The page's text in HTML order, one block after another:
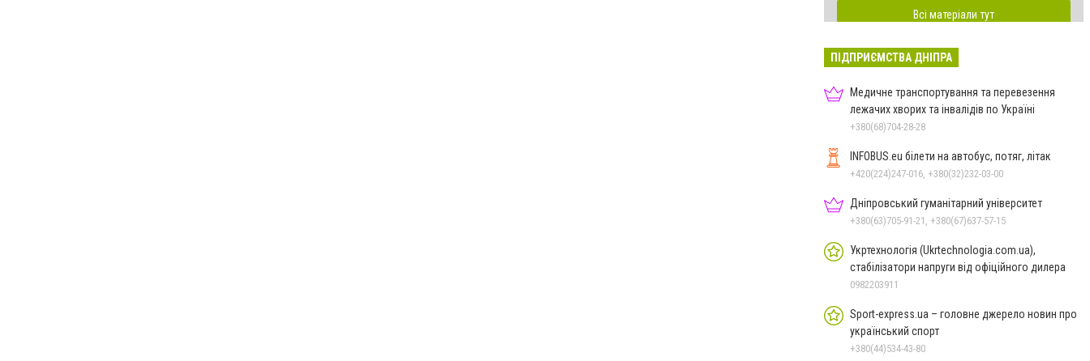
Всі матеріали тут
ПІДПРИЄМСТВА ДНІПРА
Медичне транспортування та перевезення
лежачих хворих та інвалідів по Україні
+380(68)704-28-28
INFOBUS.eu білети на автобус, потяг, літак
+420(224)247-016, +380(32)232-03-00
Дніпровський гуманітарний університет
+380(63)705-91-21, +380(67)637-57-15
Укртехнологія (Ukrtechnologia.com.ua),
стабілізатори напруги від офіційного дилера
0982203911
Sport-express.ua – головне джерело новин про
український спорт
+380(44)534-43-80